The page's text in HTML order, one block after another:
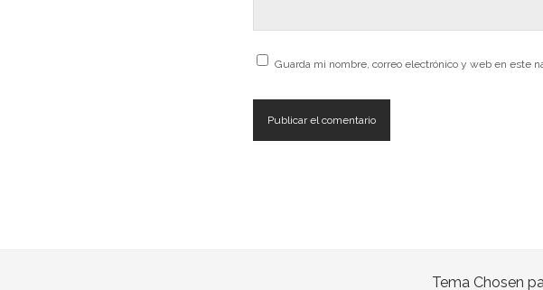
Guarda mi nombre, correo electrónico y web en este
Tema Chosen